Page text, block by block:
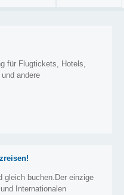
für Flugtickets, Hotels,
andere
gleich buchen.Der einzige
Internationalen